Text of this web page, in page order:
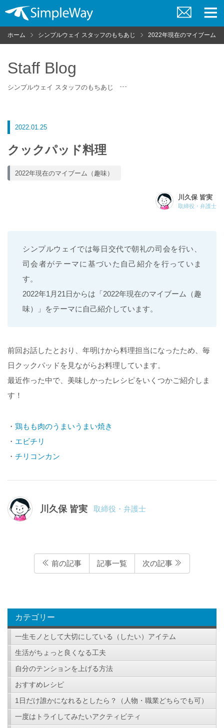
問
い
ニ
ュ
ホーム シンプルウェイ スタッフのもちあじ 2022年現在のマイブーム（
Staff Blog
シンプルウェイ スタッフのもちあじ
2022.01.25
クックパッド料理
2022年現在のマイブーム（趣味）
川久保 皆実
取締役・弁護士
シンプルウェイでは毎日交代で朝礼の司会を行い、
司会者がテーマに基づいた自己紹介を行っていま
す。
2022年1月21日からは「2022年現在のマイブーム（趣
味）」をテーマに自己紹介しています。
前回お話したとおり、年明けから料理担当になったため、毎
日クックパッドを見ながらお料理しています。
最近作った中で、美味しかったレシピをいくつかご紹介しま
す！
・ 鶏もも肉のうまいうまい焼き
・ エビチリ
・ チリコンカン
川久保 皆実 取締役・弁護士
前の記事 記事一覧 次の記事
カテゴリー
一生モノとして大切にしている（したい）アイテム
生活がちょっと良くなる工夫
自分のテンションを上げる方法
おすすめレシピ
1日だけ誰かになれるとしたら？（人物・職業どちらでも可）
一度はトライしてみたいアクティビティ